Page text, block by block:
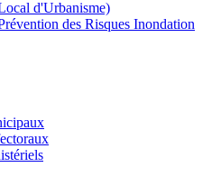
d'Urbanisme)
des Risques Inondation